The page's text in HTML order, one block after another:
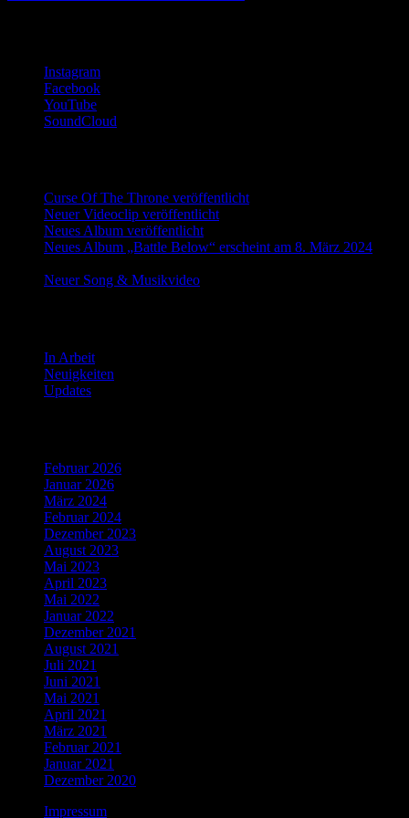
Instagram
Facebook
YouTube
SoundCloud
Curse Of The Throne veröffentlicht
Neuer Videoclip veröffentlicht
Neues Album veröffentlicht
Neues Album „Battle Below“ erscheint am 8. März 2024
Neuer Song & Musikvideo
In Arbeit
Neuigkeiten
Updates
Februar 2026
Januar 2026
März 2024
Februar 2024
Dezember 2023
August 2023
Mai 2023
April 2023
Mai 2022
Januar 2022
Dezember 2021
August 2021
Juli 2021
Juni 2021
Mai 2021
April 2021
März 2021
Februar 2021
Januar 2021
Dezember 2020
Impressum